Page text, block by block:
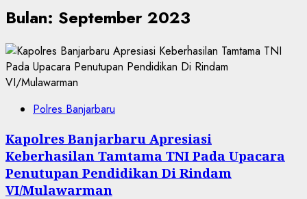
Bulan: September 2023
Polres Banjarbaru
Kapolres Banjarbaru Apresiasi
Keberhasilan Tamtama TNI Pada Upacara
Penutupan Pendidikan Di Rindam
VI/Mulawarman